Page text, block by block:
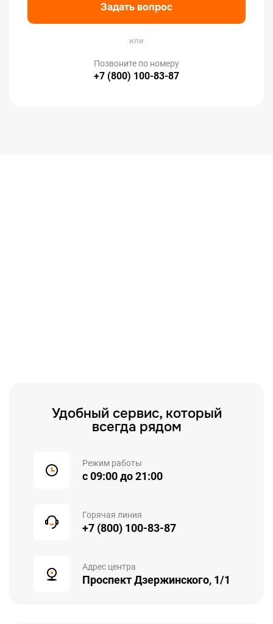
Задать вопрос
или
Позвоните по номеру
+7 (800) 100-83-87
Удобный сервис, который
всегда рядом
Режим работы
с 09:00 до 21:00
Горячая линия
+7 (800) 100-83-87
Адрес центра
Проспект Дзержинского, 1/1